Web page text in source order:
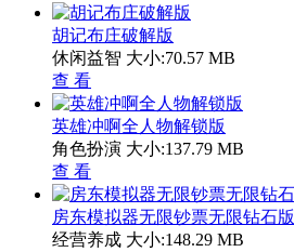
胡记布庄破解版
休闲益智 大小:70.57 MB
查 看
英雄冲啊全人物解锁版
角色扮演 大小:137.79 MB
查 看
房东模拟器无限钞票无限钻石版
经营养成 大小:148.29 MB